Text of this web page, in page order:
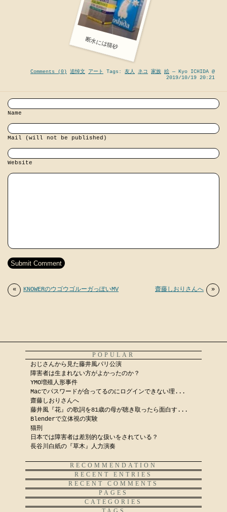
断水には猫砂
Comments (0) 追悼文 アート Tags: 友人 ネコ 家族 絵 — Kyo ICHIDA @
2019/10/19 20:21
Name
Mail (will not be published)
Website
« KNOWERのウゴウゴルーガっぽいMV 齋藤しおりさんへ »
POPULAR
おじさんから見た藤井風パリ公演
障害者は生まれない方がよかったのか？
YMO増殖人形事件
Macでパスワードが合ってるのにログインできない理...
齋藤しおりさんへ
藤井風『花』の歌詞を81歳の母が聴き取ったら面白す...
Blenderで立体視の実験
猫刑
日本では障害者は差別的な扱いをされている？
長谷川白紙の『草木』人力演奏
RECOMMENDATION
RECENT ENTRIES
RECENT COMMENTS
PAGES
CATEGORIES